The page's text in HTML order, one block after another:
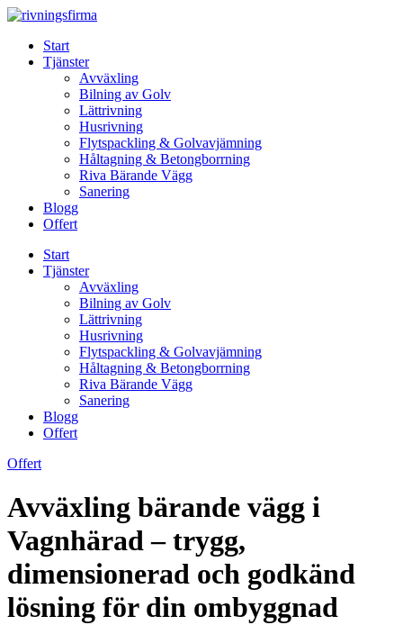
Skip
contentStart
Tjänster
Avväxling
Bilning av Golv
Lättrivning
Husrivning
Flytspackling & Golvavjämning
Håltagning & Betongborrning
Riva Bärande Vägg
Sanering
Blogg
Offert
Start
Tjänster
Avväxling
Bilning av Golv
Lättrivning
Husrivning
Flytspackling & Golvavjämning
Håltagning & Betongborrning
Riva Bärande Vägg
Sanering
Blogg
Offert
Offert
Avväxling bärande vägg i
Vagnhärad – trygg,
dimensionerad och godkänd
lösning för din ombyggnad